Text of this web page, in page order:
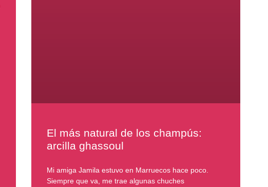
El más natural de los champús:
arcilla ghassoul
Mi amiga Jamila estuvo en Marruecos hace poco.
Siempre que va, me trae algunas chuches